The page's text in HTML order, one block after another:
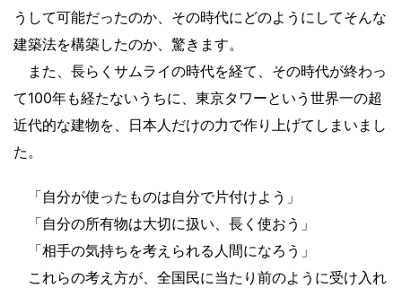
うして可能だったのか、その時代にどのようにしてそんな
建築法を構築したのか、驚きます。
また、長らくサムライの時代を経て、その時代が終わっ
て100年も経たないうちに、東京タワーという世界一の超
近代的な建物を、日本人だけの力で作り上げてしまいまし
た。
「自分が使ったものは自分で片付けよう」
「自分の所有物は大切に扱い、長く使おう」
「相手の気持ちを考えられる人間になろう」
これらの考え方が、全国民に当たり前のように受け入れ